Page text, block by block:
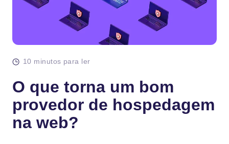
10 minutos para ler
O que torna um bom
provedor de hospedagem
na web?